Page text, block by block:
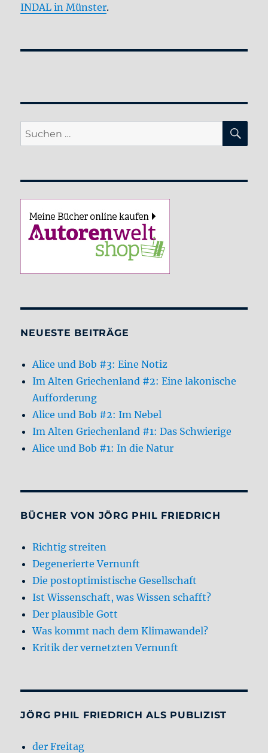
INDAL in Münster.
Suche
nach:
NEUESTE BEITRÄGE
Alice und Bob #3: Eine Notiz
Im Alten Griechenland #2: Eine lakonische
Aufforderung
Alice und Bob #2: Im Nebel
Im Alten Griechenland #1: Das Schwierige
Alice und Bob #1: In die Natur
BÜCHER VON JÖRG PHIL FRIEDRICH
Richtig streiten
Degenerierte Vernunft
Die postoptimistische Gesellschaft
Ist Wissenschaft, was Wissen schafft?
Der plausible Gott
Was kommt nach dem Klimawandel?
Kritik der vernetzten Vernunft
JÖRG PHIL FRIEDRICH ALS PUBLIZIST
der Freitag